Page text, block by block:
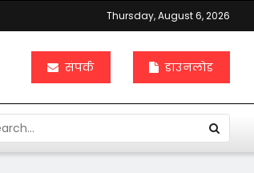
Thursday, August 6, 2026
संपर्क डाउनलोड